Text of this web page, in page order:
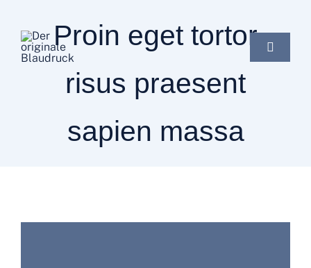
Inhalt
springen
Toggle
Startseite
Online Shop
Märkte
Proin eget tortor
risus praesent
sapien massa